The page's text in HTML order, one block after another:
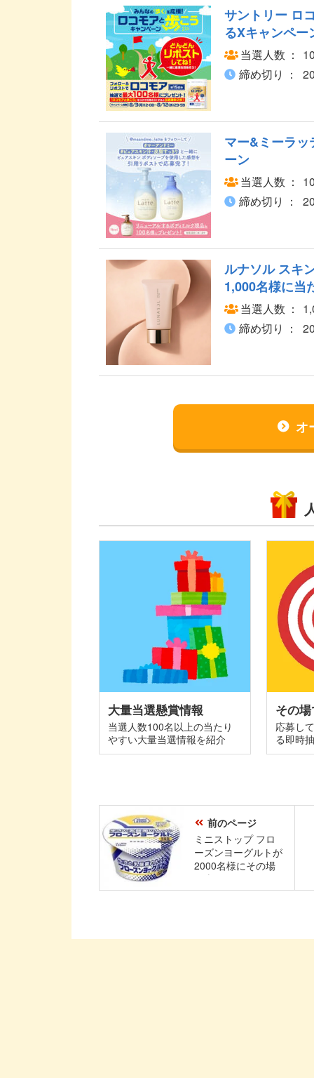
サントリー ロ
るXキャンペー
当選人数
締め切り
マー&ミーラ
ーン
当選人数
締め切り
ルナソル スキ
1,000名様に当
当選人数
締め切り
オ
大量当選懸賞情報
当選人数100名以上の当たり
やすい大量当選情報を紹介
その
応募し
る即時
前のページ
ミニストップ フロ
ーズンヨーグルトが
2000名様にその場
で当たる！Twitterプ
レゼントキャンペー